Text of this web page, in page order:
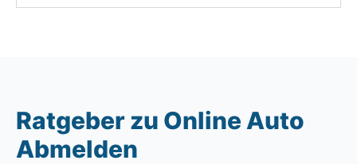
Ratgeber zu Online Auto
Abmelden